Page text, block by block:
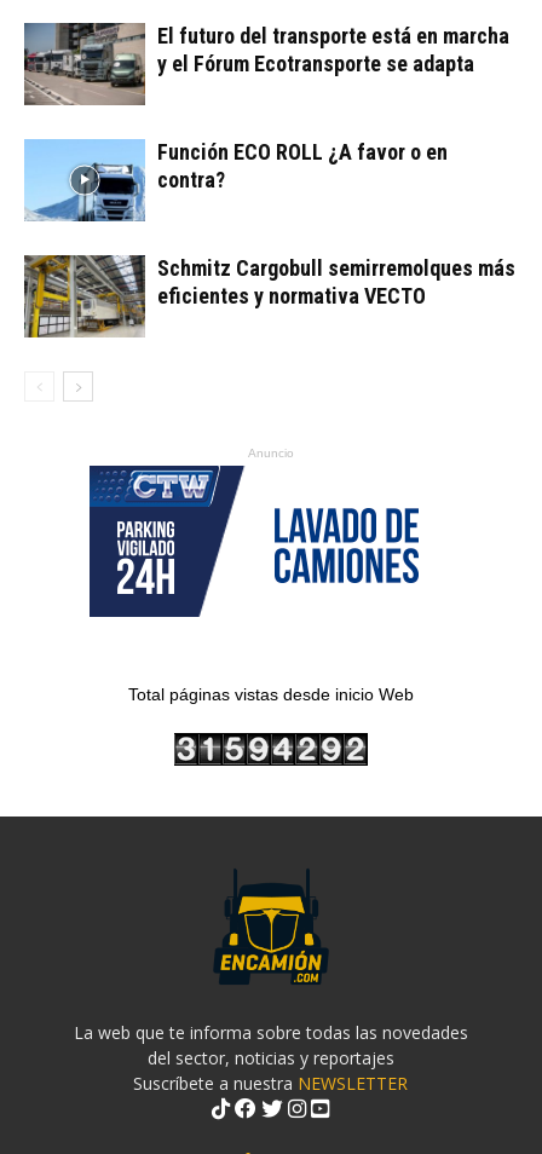
El futuro del transporte está en marcha
y el Fórum Ecotransporte se adapta
Función ECO ROLL ¿A favor o en
contra?
Schmitz Cargobull semirremolques más
eficientes y normativa VECTO
Anuncio
Total páginas vistas desde inicio Web
La web que te informa sobre todas las novedades
del sector, noticias y reportajes
Suscríbete a nuestra NEWSLETTER